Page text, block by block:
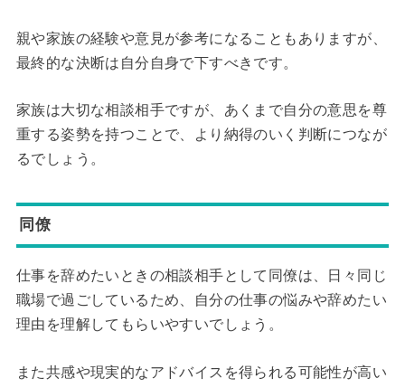
親や家族の経験や意見が参考になることもありますが、
最終的な決断は自分自身で下すべきです。
家族は大切な相談相手ですが、あくまで自分の意思を尊
重する姿勢を持つことで、より納得のいく判断につなが
るでしょう。
同僚
仕事を辞めたいときの相談相手として同僚は、日々同じ
職場で過ごしているため、自分の仕事の悩みや辞めたい
理由を理解してもらいやすいでしょう。
また共感や現実的なアドバイスを得られる可能性が高い